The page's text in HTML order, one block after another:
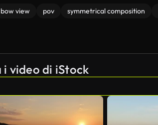
bow view pov symmetrical composition
i video di iStock